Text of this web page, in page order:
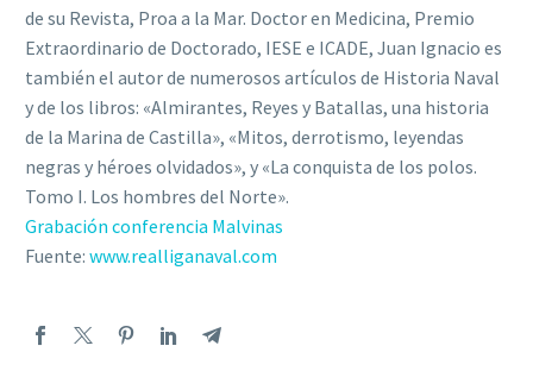
de su Revista, Proa a la Mar. Doctor en Medicina, Premio
Extraordinario de Doctorado, IESE e ICADE, Juan Ignacio es
también el autor de numerosos artículos de Historia Naval
y de los libros: «Almirantes, Reyes y Batallas, una historia
de la Marina de Castilla», «Mitos, derrotismo, leyendas
negras y héroes olvidados», y «La conquista de los polos.
Tomo I. Los hombres del Norte».
Grabación conferencia Malvinas
Fuente: www.realliganaval.com